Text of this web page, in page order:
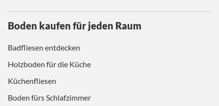
Boden kaufen für jeden Raum
Badfliesen entdecken
Holzboden für die Küche
Küchenfliesen
Boden fürs Schlafzimmer